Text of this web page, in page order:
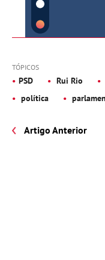
TÓPICOS
PSD Rui Rio
política
Artigo Anterior